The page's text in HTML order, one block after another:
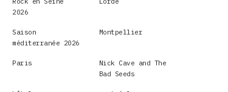
2026
Saison
méditerranée 2026
Montpellier
Paris
Nick Cave and The
Bad Seeds